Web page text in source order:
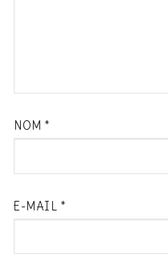
NOM *
E-MAIL *